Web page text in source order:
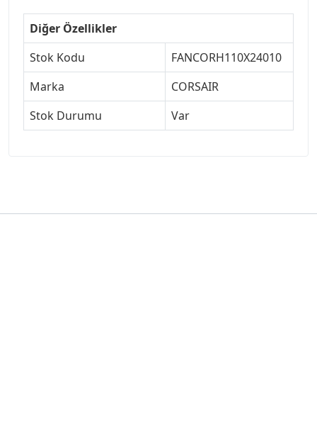
Diğer Özellikler
Stok Kodu
FANCORH110X24010
Marka
CORSAIR
Stok Durumu
Var